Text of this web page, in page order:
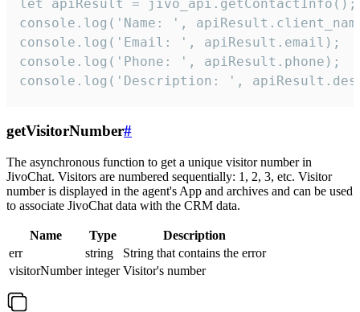
let apiResult = jivo_api.getContactInfo();
console.log('Name: ',
console.log('Email: ', apiResult.email);
console.log('Phone: ', apiResult.phone);
console.log('Description: ',
getVisitorNumber#
The asynchronous function to get a unique visitor number in
JivoChat. Visitors are numbered sequentially: 1, 2, 3, etc. Visitor
number is displayed in the agent's App and archives and can be used
to associate JivoChat data with the CRM data.
Name Type
Description
err
string
String that contains the error
visitorNumber integer Visitor's number